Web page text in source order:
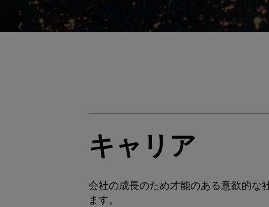
キャリア
会社の成長のため才能のある意欲的な
ます。